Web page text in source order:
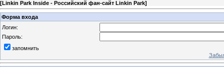
[Linkin Park Inside - Российский фан-сайт Linkin Park]
Форма входа
Логин:
Пароль:
запомнить